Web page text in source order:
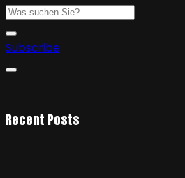
Subscribe
Recent Posts